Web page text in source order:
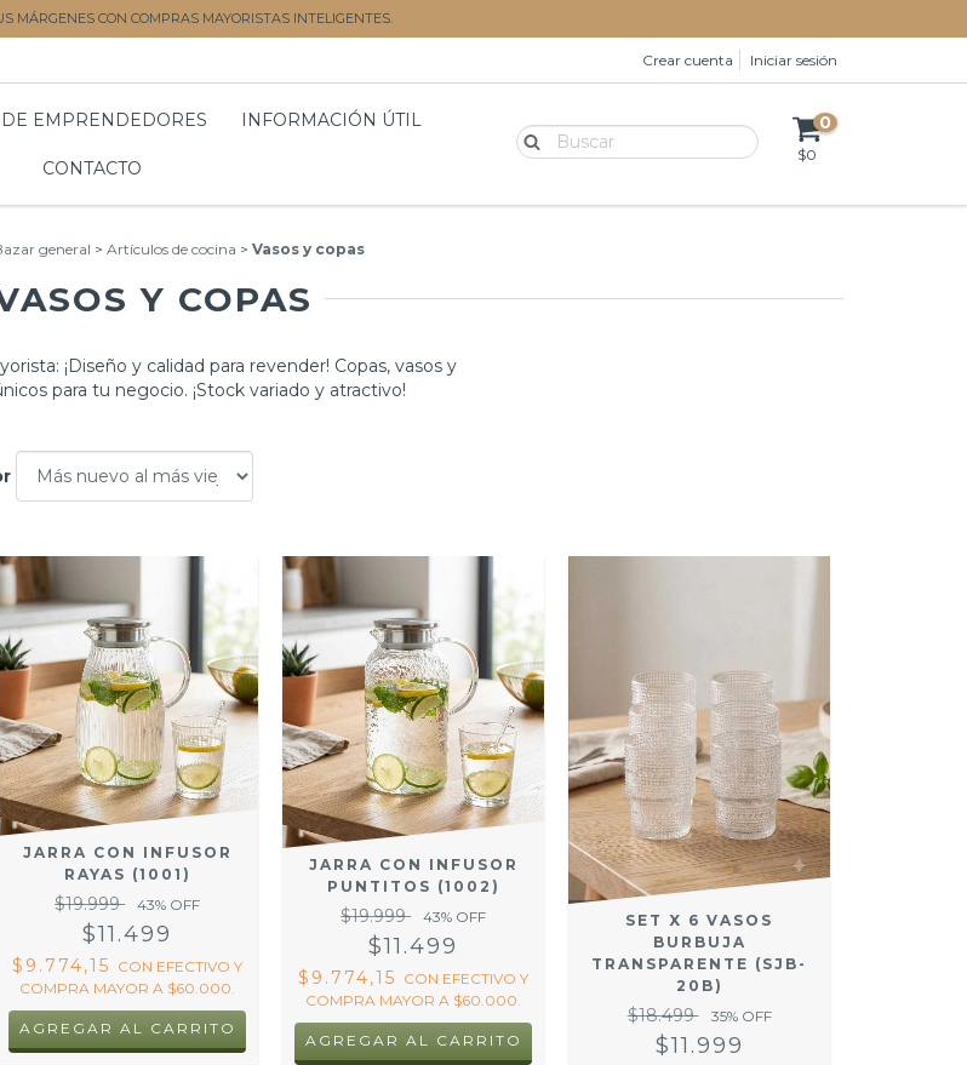
MÁRGENES CON COMPRAS MAYORISTAS INTELIGENTES.
Crear cuenta Iniciar sesión
EMPRENDEDORES INFORMACIÓN ÚTIL
CONTACTO
0
$0
general > Artículos de cocina > Vasos y copas
Y COPAS
¡Diseño y calidad para revender! Copas, vasos y
para tu negocio. ¡Stock variado y atractivo!
JARRA CON INFUSOR
RAYAS (1001)
$19.999 43% OFF
$11.499
$9.774,15 CON EFECTIVO Y
COMPRA MAYOR A $60.000.
JARRA CON INFUSOR
PUNTITOS (1002)
$19.999 43% OFF
$11.499
$9.774,15 CON EFECTIVO Y
COMPRA MAYOR A $60.000.
SET X 6 VASOS
BURBUJA
TRANSPARENTE (SJB-
20B)
$18.499 35% OFF
$11.999